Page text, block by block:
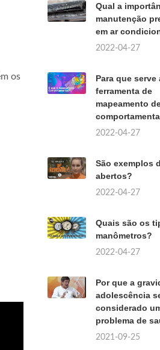
os
Qual a
manutenção
em ar
2022-04-27
Para que serve
ferramenta de
mapeamento
2022-04-27
São exemplos
abertos?
2022-04-27
Quais são os
manômetros?
2022-04-27
Por que a
adolescência
considerado
problema de
2021-09-25